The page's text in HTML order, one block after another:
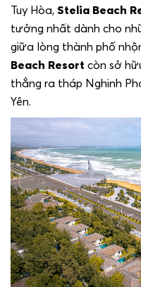
Tuy Hòa, Stelia Beach
tưởng nhất dành cho
giữa lòng thành phố
Beach Resort còn sở
thẳng ra tháp Nghinh
Yên.